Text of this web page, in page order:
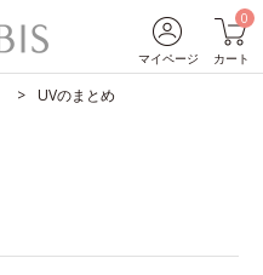
マイページ
0
カート
UVのまとめ